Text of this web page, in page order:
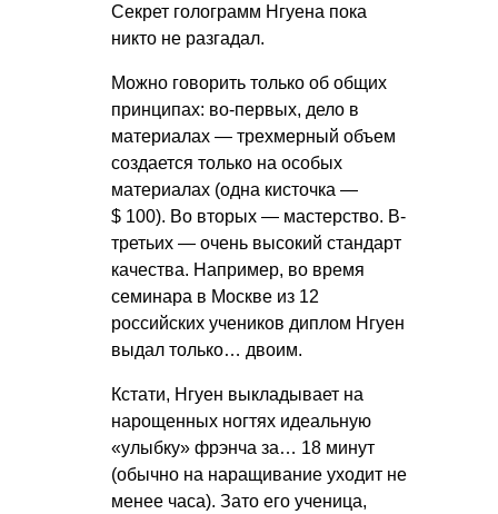
Секрет голограмм Нгуена пока
никто не разгадал.
Можно говорить только об общих
принципах: во-первых, дело в
материалах — трехмерный объем
создается только на особых
материалах (одна кисточка —
$ 100). Во вторых — мастерство. В-
третьих — очень высокий стандарт
качества. Например, во время
семинара в Москве из 12
российских учеников диплом Нгуен
выдал только… двоим.
Кстати, Нгуен выкладывает на
нарощенных ногтях идеальную
«улыбку» фрэнча за… 18 минут
(обычно на наращивание уходит не
менее часа). Зато его ученица,